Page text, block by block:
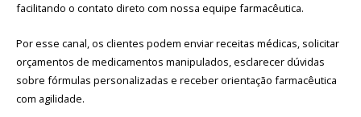
facilitando o contato direto com nossa equipe farmacêutica.
Por esse canal, os clientes podem enviar receitas médicas, solicitar
orçamentos de medicamentos manipulados, esclarecer dúvidas
sobre fórmulas personalizadas e receber orientação farmacêutica
com agilidade.